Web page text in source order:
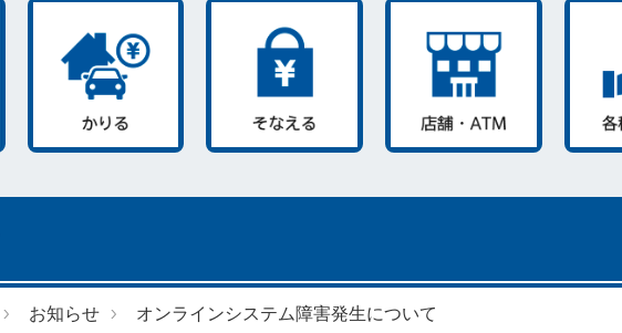
お知らせ オンラインシステム障害発生について